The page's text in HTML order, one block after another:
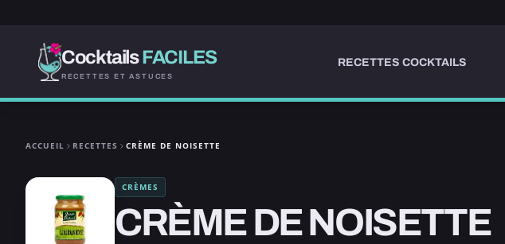
CocktailsFACILES
RECETTES ET ASTUCES
RECETTES COCKTAILS
ACCUEIL RECETTES CRÈME DE NOISETTE
CRÈMES
CRÈME DE NOISETTE